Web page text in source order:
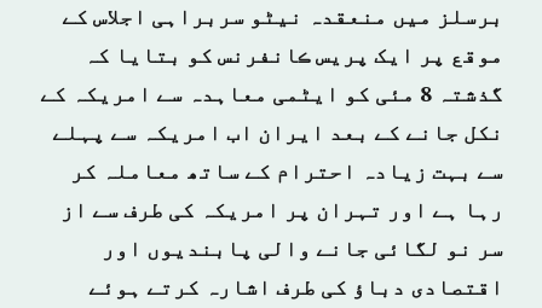
برسلز میں منعقدہ نیٹو سربراہی اجلاس کے
موقع پر ایک پریس ڪانفرنس کو بتایا کہ
گذشتہ 8 مئی کو ایٹمی معاہدہ سے امریکہ کے
نکل جانے کے بعد ایران اب امریکہ سے پہلے
سے بہت زیادہ احترام کے ساتھ معاملہ کر
رہا ہے اور تہران پر امریکہ کی طرف سے از
سر نو لگائی جانے والی پابندیوں اور
اقتصادی دباؤ کی طرف اشارہ کرتے ہوئے